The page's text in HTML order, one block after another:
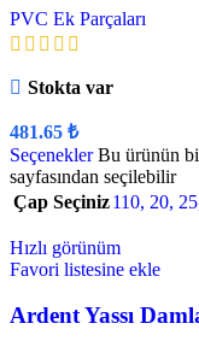
PVC Ek Parçaları
Stokta var
481.65 ₺
Seçenekler Bu ürünün
sayfasından seçilebilir
Çap Seçiniz110, 20, 25
Hızlı görünüm
Favori listesine ekle
Ardent Yassı